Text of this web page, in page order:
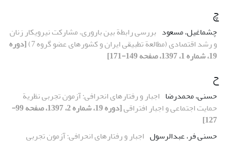
چ
چشم‎اغیل، مسعود
بررسی رابطة بین باروری، مشارکت نیروی‎کار زنان
و رشد اقتصادی (مطالعة تطبیقی ایران و کشورهای عضو گروه 7)
[دوره
19، شماره 1، 1397، صفحه 149-171]
ح
حسنی، محمدرضا اجبار و رفتارهای انحرافی: آزمون تجربی نظریة
حمایت اجتماعی و اجبار افتراقی
[دوره 19، شماره 2، 1397، صفحه 99-
127]
حسنی فر، عبدالرسول اجبار و رفتارهای انحرافی: آزمون تجربی